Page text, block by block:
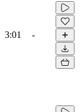
3:01 -